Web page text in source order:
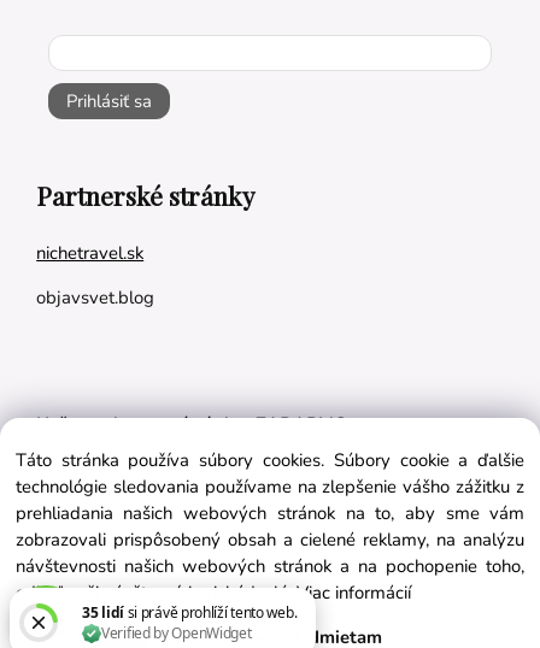
Prihlásiť sa
Partnerské stránky
nichetravel.sk
objavsvet.blog
Naše appky pre vás úplne ZADARMO:
Tréningový plán na mieru
BMI kalkulačka
Vygeneruj si výživový plán na mieru
Táto stránka používa súbory cookies. Súbory cookie a ďalšie
technológie sledovania používame na zlepšenie vášho zážitku z
prehliadania našich webových stránok na to, aby sme vám
zobrazovali prispôsobený obsah a cielené reklamy, na analýzu
návštevnosti našich webových stránok a na pochopenie toho,
odkiaľ naši návštevníci prichádzajú. Viac informácií
Súhlasím
Nastavenie Odmietam